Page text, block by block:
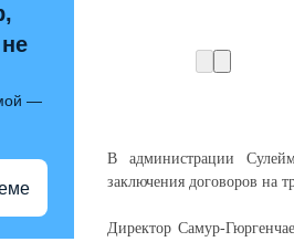
—
В администрации
заключения договоров на
Директор Самур-